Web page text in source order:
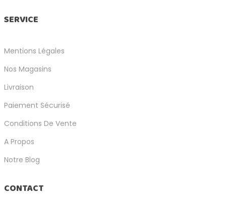
SERVICE
Mentions Légales
Nos Magasins
Livraison
Paiement Sécurisé
Conditions De Vente
A Propos
Notre Blog
CONTACT